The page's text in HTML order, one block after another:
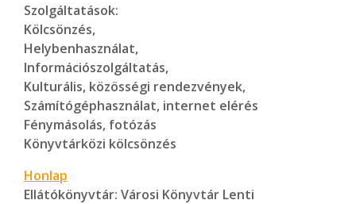
Szolgáltatások:
Kölcsönzés,
Helybenhasználat,
Információszolgáltatás,
Kulturális, közösségi rendezvények,
Számítógéphasználat, internet elérés
Fénymásolás, fotózás
Könyvtárközi kölcsönzés
Honlap
Ellátókönyvtár: Városi Könyvtár Lenti